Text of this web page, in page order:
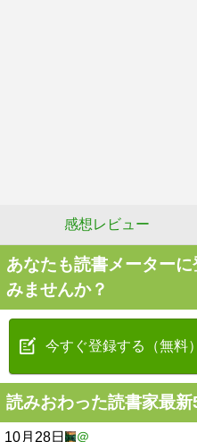
感想レビュー
あなたも読書メーター
みませんか？
今すぐ登録する（無料）
読みおわった読書家最
10月28日 ＠